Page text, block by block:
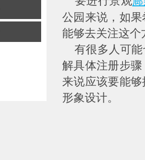
公园来说，如
能够去关注这
有很多人可能
解具体注册步
来说应该要能
形象设计。